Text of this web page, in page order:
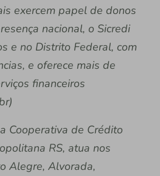
exercem papel de donos
nacional, o Sicredi
e no Distrito Federal, com
e oferece mais de
financeiros
Cooperativa de Crédito
RS, atua nos
Alegre, Alvorada,